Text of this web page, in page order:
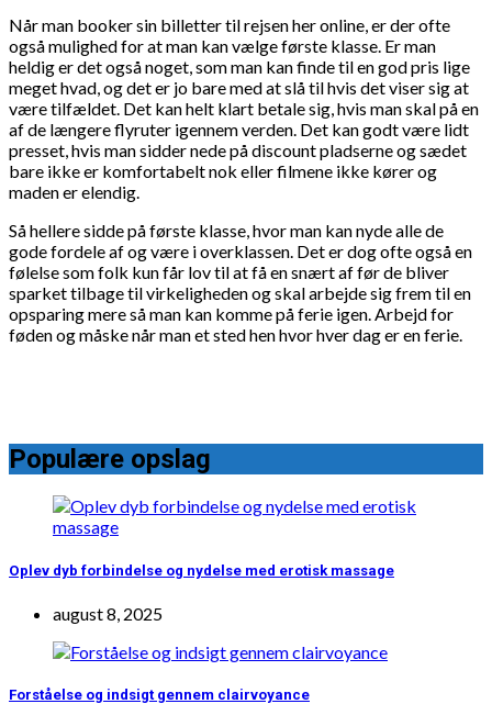
Når man booker sin billetter til rejsen her online, er der ofte
også mulighed for at man kan vælge første klasse. Er man
heldig er det også noget, som man kan finde til en god pris lige
meget hvad, og det er jo bare med at slå til hvis det viser sig at
være tilfældet. Det kan helt klart betale sig, hvis man skal på en
af de længere flyruter igennem verden. Det kan godt være lidt
presset, hvis man sidder nede på discount pladserne og sædet
bare ikke er komfortabelt nok eller filmene ikke kører og
maden er elendig.
Så hellere sidde på første klasse, hvor man kan nyde alle de
gode fordele af og være i overklassen. Det er dog ofte også en
følelse som folk kun får lov til at få en snært af før de bliver
sparket tilbage til virkeligheden og skal arbejde sig frem til en
opsparing mere så man kan komme på ferie igen. Arbejd for
føden og måske når man et sted hen hvor hver dag er en ferie.
Populære opslag
Oplev dyb forbindelse og nydelse med erotisk massage
august 8, 2025
Forståelse og indsigt gennem clairvoyance